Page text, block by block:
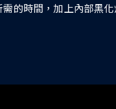
需的時間，加上內部